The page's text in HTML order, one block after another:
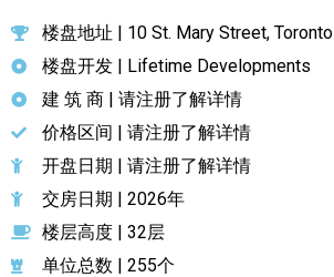
楼盘地址 | 10 St. Mary Street, Toronto
楼盘开发 | Lifetime Developments
建 筑 商 | 请注册了解详情
价格区间 | 请注册了解详情
开盘日期 | 请注册了解详情
交房日期 | 2026年
楼层高度 | 32层
单位总数 | 255个